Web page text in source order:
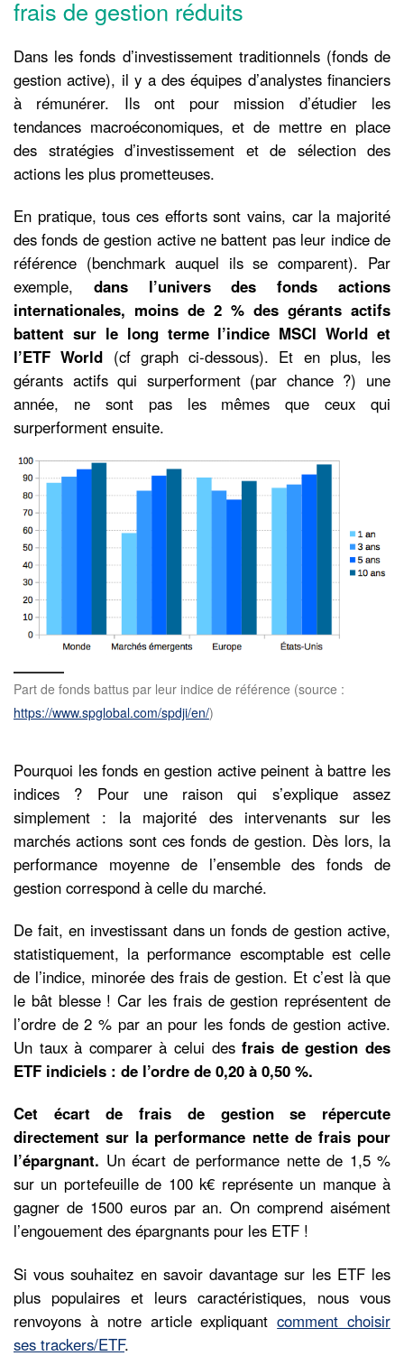
frais de gestion réduits
Dans les fonds d’investissement traditionnels (fonds de
gestion active), il y a des équipes d’analystes financiers
à rémunérer. Ils ont pour mission d’étudier les
tendances macroéconomiques, et de mettre en place
des stratégies d’investissement et de sélection des
actions les plus prometteuses.
En pratique, tous ces efforts sont vains, car la majorité
des fonds de gestion active ne battent pas leur indice de
référence (benchmark auquel ils se comparent). Par
exemple, dans l’univers des fonds actions
internationales, moins de 2 % des gérants actifs
battent sur le long terme l’indice MSCI World et
l’ETF World (cf graph ci-dessous). Et en plus, les
gérants actifs qui surperforment (par chance ?) une
année, ne sont pas les mêmes que ceux qui
surperforment ensuite.
Part de fonds battus par leur indice de référence (source :
https://www.spglobal.com/spdji/en/)
Pourquoi les fonds en gestion active peinent à battre les
indices ? Pour une raison qui s’explique assez
simplement : la majorité des intervenants sur les
marchés actions sont ces fonds de gestion. Dès lors, la
performance moyenne de l’ensemble des fonds de
gestion correspond à celle du marché.
De fait, en investissant dans un fonds de gestion active,
statistiquement, la performance escomptable est celle
de l’indice, minorée des frais de gestion. Et c’est là que
le bât blesse ! Car les frais de gestion représentent de
l’ordre de 2 % par an pour les fonds de gestion active.
Un taux à comparer à celui desfrais de gestion des
ETF indiciels : de l’ordre de 0,20 à 0,50 %.
Cet écart de frais de gestion se répercute
directement sur la performance nette de frais pour
l’épargnant. Un écart de performance nette de 1,5 %
sur un portefeuille de 100 k€ représente un manque à
gagner de 1500 euros par an. On comprend aisément
l’engouement des épargnants pour les ETF !
Si vous souhaitez en savoir davantage sur les ETF les
plus populaires et leurs caractéristiques, nous vous
renvoyons à notre article expliquantcomment choisir
ses trackers/ETF.